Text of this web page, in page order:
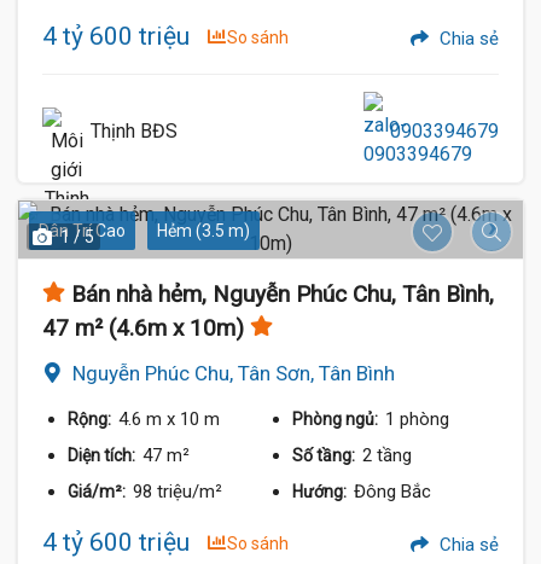
4 tỷ 600 triệu So sánh Chia sẻ
Thịnh BĐS 0903394679
Dân Trí Cao Hẻm (3.5 m)
1 / 5
Bán nhà hẻm, Nguyễn Phúc Chu, Tân Bình,
47 m² (4.6m x 10m)
Nguyễn Phúc Chu, Tân Sơn, Tân Bình
Rộng: 4.6 m x 10 m Phòng ngủ: 1 phòng
Diện tích: 47 m² Số tầng: 2 tầng
Giá/m²: 98 triệu/m² Hướng: Đông Bắc
4 tỷ 600 triệu So sánh Chia sẻ